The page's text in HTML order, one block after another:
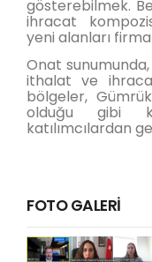
gösterebilmek.
ihracat
yeni alanları
Onat
ithalat ve
bölgeler,
olduğu gibi
katılımcılardan
FOTO GALERİ